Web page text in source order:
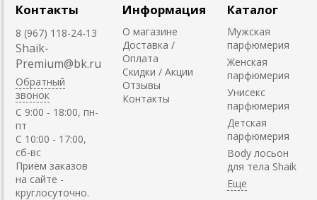
Контакты
8 (967) 118-24-13
Shaik-
Premium@bk.ru
Обратный
звонок
C 9:00 - 18:00, пн-
пт
С 10:00 - 17:00,
сб-вс
Приём заказов
на сайте -
круглосуточно.
Информация
О магазине
Доставка /
Оплата
Скидки / Акции
Отзывы
Контакты
Каталог
Мужская
парфюмерия
Женская
парфюмерия
Унисекс
парфюмерия
Детская
парфюмерия
Body лосьон
для тела Shaik